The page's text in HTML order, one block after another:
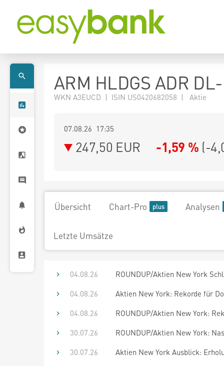
ARM HLDGS ADR
WKN A3EUCD | ISIN US0420682058 | Aktie
07.08.26 17:35
247,50 EUR -1,59 % (-
Übersicht Chart-Pro Analysen
Letzte Umsätze
04.08.26
ROUNDUP/Aktien New York
04.08.26
Aktien New York: Rekorde für
04.08.26
ROUNDUP/Aktien New York:
30.07.26
ROUNDUP/Aktien New York:
30.07.26
Aktien New York Ausblick: